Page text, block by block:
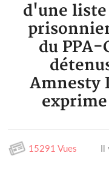
d'une liste
du PPA-
Amnesty
15291 Vues Il